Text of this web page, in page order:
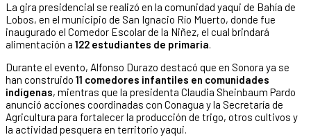
La gira presidencial se realizó en la comunidad yaqui de Bahía de
Lobos, en el municipio de San Ignacio Río Muerto, donde fue
inaugurado el Comedor Escolar de la Niñez, el cual brindará
alimentación a 122 estudiantes de primaria.
Durante el evento, Alfonso Durazo destacó que en Sonora ya se
han construido 11 comedores infantiles en comunidades
indígenas, mientras que la presidenta Claudia Sheinbaum Pardo
anunció acciones coordinadas con Conagua y la Secretaría de
Agricultura para fortalecer la producción de trigo, otros cultivos y
la actividad pesquera en territorio yaqui.